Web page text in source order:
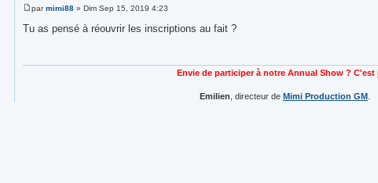
parmimi88» Dim Sep 15, 2019 4:23
Tu as pensé à réouvrir les inscriptions au fait ?
Envie de participer à notre Annual Show ? C'est
Emilien , directeur de Mimi Production GM.